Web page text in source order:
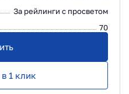
За рейлинги с просветом
70
1 клик